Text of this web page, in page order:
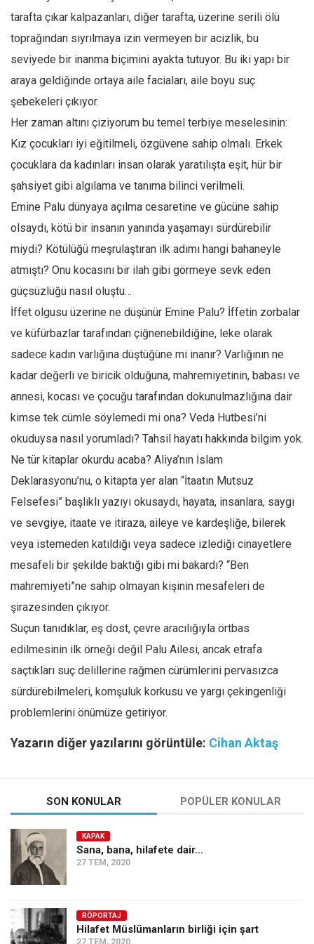
tarafta çıkar kalpazanları, diğer tarafta, üzerine serili ölü
toprağından sıyrılmaya izin vermeyen bir acizlik, bu
seviyede bir inanma biçimini ayakta tutuyor. Bu iki yapı bir
araya geldiğinde ortaya aile faciaları, aile boyu suç
şebekeleri çıkıyor.
Her zaman altını çiziyorum bu temel terbiye meselesinin:
Kız çocukları iyi eğitilmeli, özgüvene sahip olmalı. Erkek
çocuklara da kadınları insan olarak yaratılışta eşit, hür bir
şahsiyet gibi algılama ve tanıma bilinci verilmeli.
Emine Palu dünyaya açılma cesaretine ve gücüne sahip
olsaydı, kötü bir insanın yanında yaşamayı sürdürebilir
miydi? Kötülüğü meşrulaştıran ilk adımı hangi bahaneyle
atmıştı? Onu kocasını bir ilah gibi görmeye sevk eden
güçsüzlüğü nasıl oluştu…
İffet olgusu üzerine ne düşünür Emine Palu? İffetin zorbalar
ve küfürbazlar tarafından çiğnenebildiğine, leke olarak
sadece kadın varlığına düştüğüne mi inanır? Varlığının ne
kadar değerli ve biricik olduğuna, mahremiyetinin, babası ve
annesi, kocası ve çocuğu tarafından dokunulmazlığına dair
kimse tek cümle söylemedi mi ona? Veda Hutbesi’ni
okuduysa nasıl yorumladı? Tahsil hayatı hakkında bilgim yok.
Ne tür kitaplar okurdu acaba? Aliya’nın İslam
Deklarasyonu’nu, o kitapta yer alan “İtaatın Mutsuz
Felsefesi” başlıklı yazıyı okusaydı, hayata, insanlara, saygı
ve sevgiye, itaate ve itiraza, aileye ve kardeşliğe, bilerek
veya istemeden katıldığı veya sadece izlediği cinayetlere
mesafeli bir şekilde baktığı gibi mi bakardı? “Ben
mahremiyeti”ne sahip olmayan kişinin mesafeleri de
şirazesinden çıkıyor.
Suçun tanıdıklar, eş dost, çevre aracılığıyla örtbas
edilmesinin ilk örneği değil Palu Ailesi, ancak etrafa
saçtıkları suç delillerine rağmen cürümlerini pervasızca
sürdürebilmeleri, komşuluk korkusu ve yargı çekingenliği
problemlerini önümüze getiriyor.
Yazarın diğer yazılarını görüntüle: Cihan Aktaş
SON KONULAR POPÜLER KONULAR
KAPAK
Sana, bana, hilafete dair…
27 TEM, 2020
RÖPORTAJ
Hilafet Müslümanların birliği için şart
27 TEM, 2020